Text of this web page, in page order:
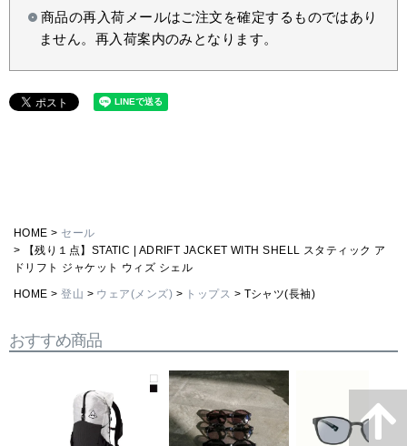
商品の再入荷メールはご注文を確定するものではあり
ません。再入荷案内のみとなります。
HOME
セール
【残り１点】STATIC | ADRIFT JACKET WITH SHELL スタティック ア
ドリフト ジャケット ウィズ シェル
HOME 登山 ウェア(メンズ) トップス Tシャツ(長袖)
おすすめ商品